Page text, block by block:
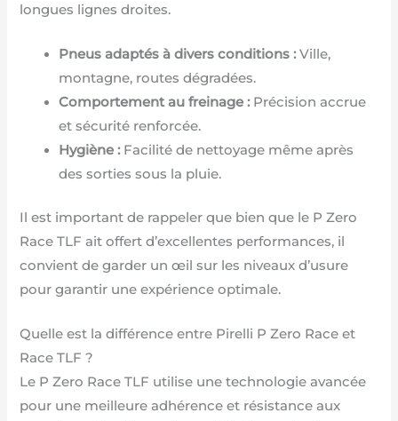
longues lignes droites.
Pneus adaptés à divers conditions :Ville,
montagne, routes dégradées.
Comportement au freinage :Précision accrue
et sécurité renforcée.
Hygiène :Facilité de nettoyage même après
des sorties sous la pluie.
Il est important de rappeler que bien que le P Zero
Race TLF ait offert d’excellentes performances, il
convient de garder un œil sur les niveaux d’usure
pour garantir une expérience optimale.
Quelle est la différence entre Pirelli P Zero Race et
Race TLF ?
Le P Zero Race TLF utilise une technologie avancée
pour une meilleure adhérence et résistance aux